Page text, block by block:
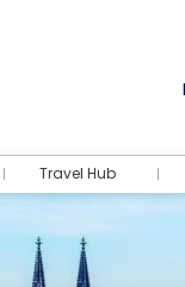
Travel Hub